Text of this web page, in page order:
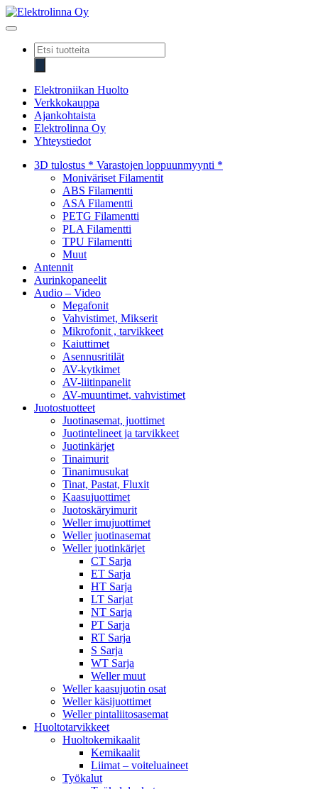
Skip
to
Products
search
Elektroniikan Huolto
Verkkokauppa
Ajankohtaista
Elektrolinna Oy
Yhteystiedot
3D tulostus * Varastojen loppuunmyynti *
Moniväriset Filamentit
ABS Filamentti
ASA Filamentti
PETG Filamentti
PLA Filamentti
TPU Filamentti
Muut
Antennit
Aurinkopaneelit
Audio – Video
Megafonit
Vahvistimet, Mikserit
Mikrofonit , tarvikkeet
Kaiuttimet
Asennusritilät
AV-kytkimet
AV-liitinpanelit
AV-muuntimet, vahvistimet
Juotostuotteet
Juotinasemat, juottimet
Juotintelineet ja tarvikkeet
Juotinkärjet
Tinaimurit
Tinanimusukat
Tinat, Pastat, Fluxit
Kaasujuottimet
Juotoskäryimurit
Weller imujuottimet
Weller juotinasemat
Weller juotinkärjet
CT Sarja
ET Sarja
HT Sarja
LT Sarjat
NT Sarja
PT Sarja
RT Sarja
S Sarja
WT Sarja
Weller muut
Weller kaasujuotin osat
Weller käsijuottimet
Weller pintaliitosasemat
Huoltotarvikkeet
Huoltokemikaalit
Kemikaalit
Liimat – voiteluaineet
Työkalut